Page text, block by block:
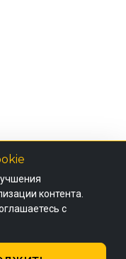
контента.
с